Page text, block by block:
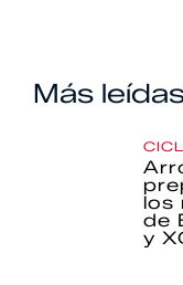
Más
los
de
y